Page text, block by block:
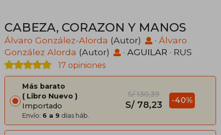
CABEZA, CORAZON Y MANOS
Álvaro González-Alorda (Autor) · Álvaro
González Alorda (Autor) · AGUILAR · RUS
17 opiniones
Más barato
Libro Nuevo
Importado
Envío: 6 a 9 días háb.
S/ 130,39
S/ 78,23 -40%